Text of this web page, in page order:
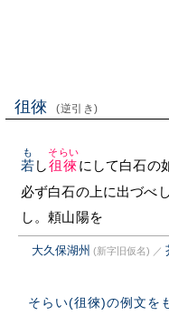
徂徠 (逆引き)
若
も
し徂徠
そらい
にして白石の
必ず白石の上に出づべ
し。頼山陽を
大久保湖州 (新字旧仮名) ／
そらい(徂徠)の例文を